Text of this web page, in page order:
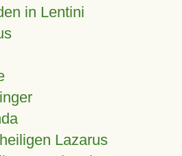
in Lentini
Lazarus